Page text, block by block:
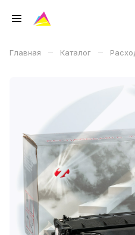
Главная – Каталог –